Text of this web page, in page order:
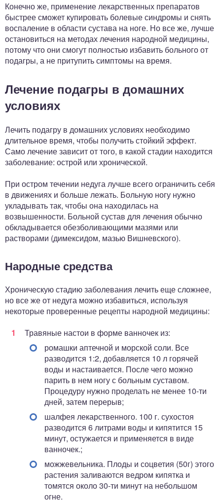
Конечно же, применение лекарственных препаратов
быстрее сможет купировать болевые синдромы и снять
воспаление в области сустава на ноге. Но все же, лучше
остановиться на методах лечения народной медицины,
потому что они смогут полностью избавить больного от
подагры, а не притупить симптомы на время.
Лечение подагры в домашних
условиях
Лечить подагру в домашних условиях необходимо
длительное время, чтобы получить стойкий эффект.
Само лечение зависит от того, в какой стадии находится
заболевание: острой или хронической.
При остром течении недуга лучше всего ограничить себя
в движениях и больше лежать. Больную ногу нужно
укладывать так, чтобы она находилась на
возвышенности. Больной сустав для лечения обычно
обкладывается обезболивающими мазями или
растворами (димексидом, мазью Вишневского).
Народные средства
Хроническую стадию заболевания лечить еще сложнее,
но все же от недуга можно избавиться, используя
некоторые проверенные рецепты народной медицины:
Травяные настои в форме ванночек из:
ромашки аптечной и морской соли. Все
разводится 1:2, добавляется 10 л горячей
воды и настаивается. После чего можно
парить в нем ногу с больным суставом.
Процедуру нужно проделать не менее 10-ти
дней, затем перерыв;
шалфея лекарственного. 100 г. сухостоя
разводится 6 литрами воды и кипятится 15
минут, остужается и применяется в виде
ванночек.;
можжевельника. Плоды и соцветия (50г) этого
растения заливаются ведром кипятка и
томятся около 30-ти минут на небольшом
огне.